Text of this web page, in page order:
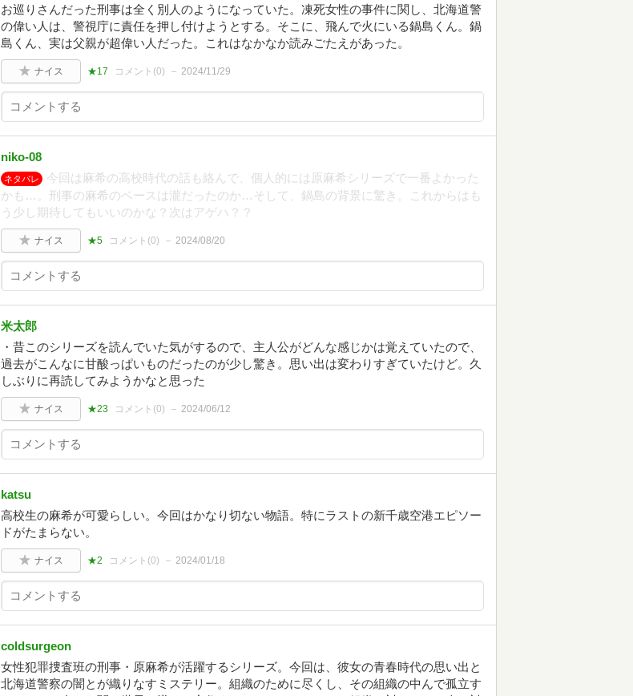
お巡りさんだった刑事は全く別人のようになっていた。凍死女性の事件に関し、北海道警
の偉い人は、警視庁に責任を押し付けようとする。そこに、飛んで火にいる鍋島くん。鍋
島くん、実は父親が超偉い人だった。これはなかなか読みごたえがあった。
ナイス ★17 コメント(0) 2024/11/29
niko-08
ネタバレ
今回は麻希の高校時代の話も絡んで、個人的には原麻希シリーズで一番よかった
かも…。刑事の麻希のベースは瀧だったのか…そして、鍋島の背景に驚き。これからはも
う少し期待してもいいのかな？次はアゲハ？？
ナイス ★5 コメント(0) 2024/08/20
米太郎
・昔このシリーズを読んでいた気がするので、主人公がどんな感じかは覚えていたので、
過去がこんなに甘酸っぱいものだったのが少し驚き。思い出は変わりすぎていたけど。久
しぶりに再読してみようかなと思った
ナイス ★23 コメント(0) 2024/06/12
katsu
高校生の麻希が可愛らしい。今回はかなり切ない物語。特にラストの新千歳空港エピソー
ドがたまらない。
ナイス ★2 コメント(0) 2024/01/18
coldsurgeon
女性犯罪捜査班の刑事・原麻希が活躍するシリーズ。今回は、彼女の青春時代の思い出と
北海道警察の闇とが織りなすミステリー。組織のために尽くし、その組織の中んで孤立す